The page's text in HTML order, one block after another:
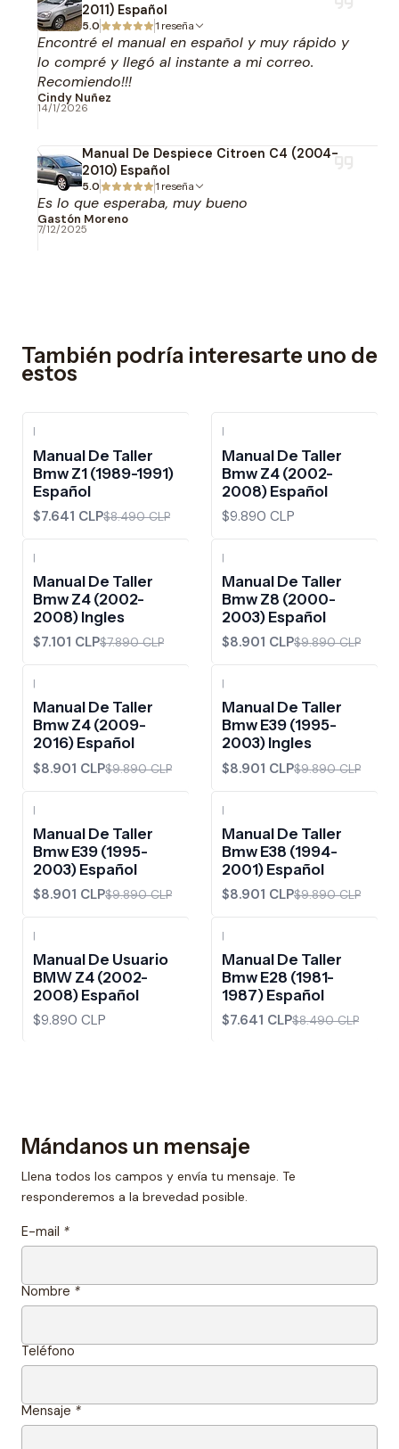
2011) Español
5.0 1 reseña
Encontré el manual en español y muy rápido y
lo compré y llegó al instante a mi correo.
Recomiendo!!!
Cindy Nuñez
14/1/2026
Manual De Despiece Citroen C4 (2004-
2010) Español
5.0 1 reseña
Es lo que esperaba, muy bueno
Gastón Moreno
7/12/2025
También podría interesarte uno de
estos
|
Manual De Taller
Bmw Z1 (1989-1991)
Español
$7.641 CLP$8.490 CLP
|
Manual De Taller
Bmw Z4 (2002-
2008) Español
$9.890 CLP
|
Manual De Taller
Bmw Z4 (2002-
2008) Ingles
$7.101 CLP$7.890 CLP
|
Manual De Taller
Bmw Z8 (2000-
2003) Español
$8.901 CLP$9.890 CLP
|
Manual De Taller
Bmw Z4 (2009-
2016) Español
$8.901 CLP$9.890 CLP
|
Manual De Taller
Bmw E39 (1995-
2003) Ingles
$8.901 CLP$9.890 CLP
|
Manual De Taller
Bmw E39 (1995-
2003) Español
$8.901 CLP$9.890 CLP
|
Manual De Taller
Bmw E38 (1994-
2001) Español
$8.901 CLP$9.890 CLP
|
Manual De Usuario
BMW Z4 (2002-
2008) Español
$9.890 CLP
|
Manual De Taller
Bmw E28 (1981-
1987) Español
$7.641 CLP$8.490 CLP
Mándanos un mensaje
Llena todos los campos y envía tu mensaje. Te
responderemos a la brevedad posible.
E-mail *
Nombre *
Teléfono
Mensaje *